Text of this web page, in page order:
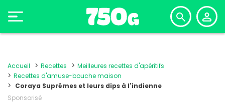
Accueil Recettes
Meilleures recettes d'apéritifs
Recettes d'amuse-bouche maison
Coraya Suprêmes et leurs dips à l'indienne
Sponsorisé